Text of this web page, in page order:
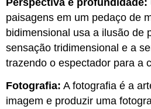
Perspectiva e profundidade:
paisagens em um pedaço de
bidimensional usa a ilusão de
sensação tridimensional e a
trazendo o espectador para a
Fotografia: A fotografia é a
imagem e produzir uma